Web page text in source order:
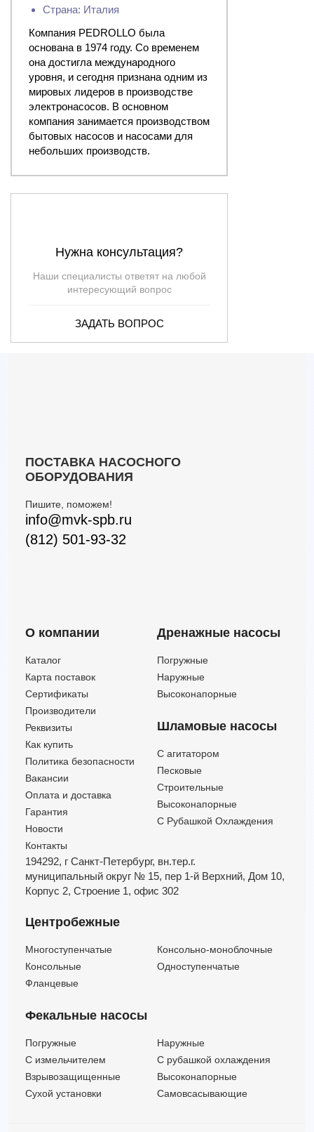
Страна: Италия
Компания PEDROLLO была
основана в 1974 году. Со временем
она достигла международного
уровня, и сегодня признана одним из
мировых лидеров в производстве
электронасосов. В основном
компания занимается производством
бытовых насосов и насосами для
небольших производств.
Нужна консультация?
Наши специалисты ответят на любой
интересующий вопрос
ЗАДАТЬ ВОПРОС
ПОСТАВКА НАСОСНОГО
ОБОРУДОВАНИЯ
Пишите, поможем!
info@mvk-spb.ru
(812) 501-93-32
О компании
Каталог
Карта поставок
Сертификаты
Производители
Реквизиты
Как купить
Политика безопасности
Вакансии
Оплата и доставка
Гарантия
Новости
Контакты
Дренажные насосы
Погружные
Наружные
Высоконапорные
Шламовые насосы
C агитатором
Песковые
Строительные
Высоконапорные
С Рубашкой Охлаждения
194292, г Санкт-Петербург, вн.тер.г.
муниципальный округ № 15, пер 1-й Верхний, Дом 10,
Корпус 2, Строение 1, офис 302
Центробежные
Многоступенчатые
Консольно-моноблочные
Консольные
Одноступенчатые
Фланцевые
Фекальные насосы
Погружные
Наружные
C измельчителем
С рубашкой охлаждения
Взрывозащищенные
Высоконапорные
Сухой установки
Самовсасывающие